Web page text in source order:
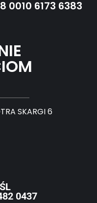
0010 6173 6383
SKARGI 6
0437